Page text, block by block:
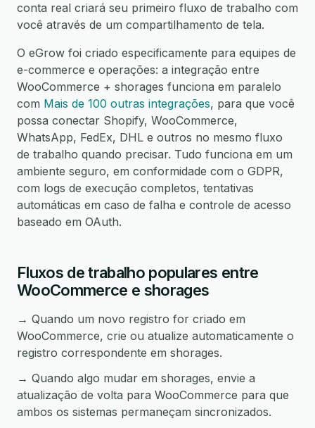
conta real criará seu primeiro fluxo de trabalho com
você através de um compartilhamento de tela.
O eGrow foi criado especificamente para equipes de
e-commerce e operações: a integração entre
WooCommerce + shorages funciona em paralelo
com Mais de 100 outras integrações, para que você
possa conectar Shopify, WooCommerce,
WhatsApp, FedEx, DHL e outros no mesmo fluxo
de trabalho quando precisar. Tudo funciona em um
ambiente seguro, em conformidade com o GDPR,
com logs de execução completos, tentativas
automáticas em caso de falha e controle de acesso
baseado em OAuth.
Fluxos de trabalho populares entre
WooCommerce e shorages
→ Quando um novo registro for criado em
WooCommerce, crie ou atualize automaticamente o
registro correspondente em shorages.
→ Quando algo mudar em shorages, envie a
atualização de volta para WooCommerce para que
ambos os sistemas permaneçam sincronizados.